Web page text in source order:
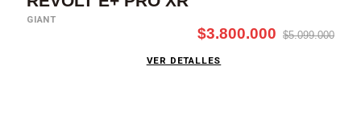
GIANT
$3.800.000 $5.099.000
VER DETALLES